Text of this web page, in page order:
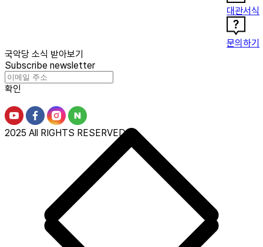
대관서식
문의하기
국악당 소식 받아보기
Subscribe newsletter
확인
2025 All RIGHTS RESERVED.